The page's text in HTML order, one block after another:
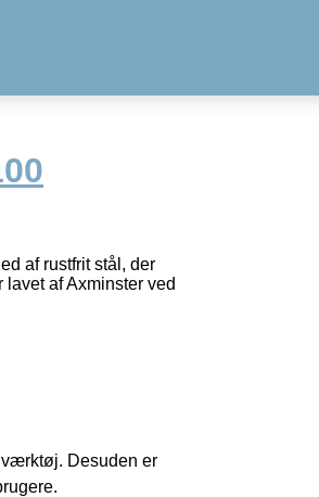
af rustfrit stål, der
af Axminster ved
værktøj. Desuden er